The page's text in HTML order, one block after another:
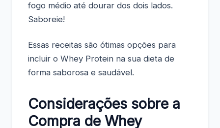
fogo médio até dourar dos dois lados.
Saboreie!
Essas receitas são ótimas opções para
incluir o Whey Protein na sua dieta de
forma saborosa e saudável.
Considerações sobre a
Compra de Whey